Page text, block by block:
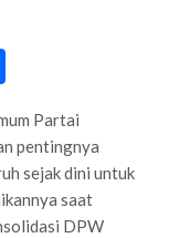
Partai
pentingnya
sejak dini untuk
saat
DPW